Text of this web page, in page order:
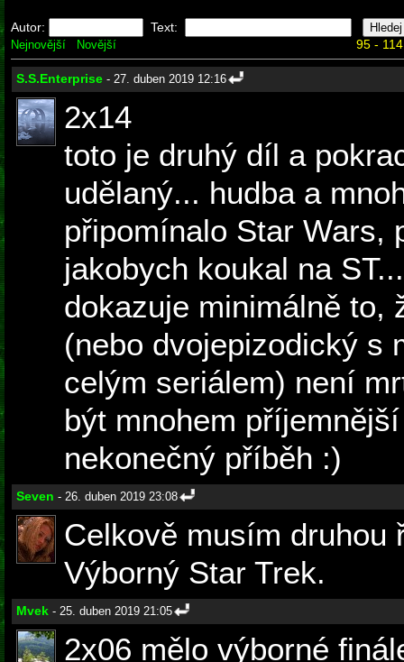
Autor: Text:
Nejnovější Novější 95 -
S.S.Enterprise - 27. duben 2019 12:16
2x14
toto je druhý díl a
udělaný... hudba a
připomínalo Star Wars,
jakobych koukal na
dokazuje minimálně to,
(nebo dvojepizodický s
celým seriálem) není
být mnohem
nekonečný příběh :)
Seven - 26. duben 2019 23:08
Celkově musím druhou
Výborný Star Trek.
Mvek - 25. duben 2019 21:05
2x06 mělo výborné